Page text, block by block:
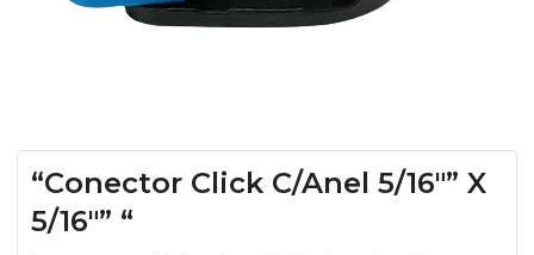
“Conector Click C/Anel 5/16″” X
5/16″” “